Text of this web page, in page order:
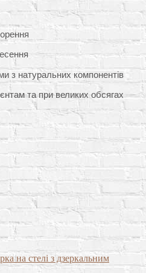
з натуральних компонентів
та при великих обсягах